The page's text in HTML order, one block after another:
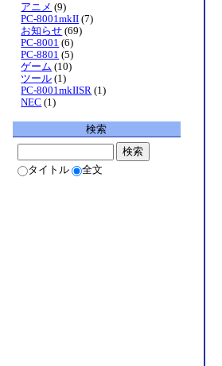
アニメ (9)
PC-8001mkII (7)
お知らせ (69)
PC-8001 (6)
PC-8801 (5)
ゲーム (10)
ツール (1)
PC-8001mkIISR (1)
NEC (1)
検索
タイトル 全文